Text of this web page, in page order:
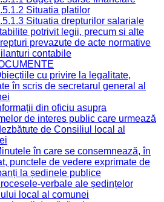
Situatia platilor
Situatia drepturilor salariale
potrivit legii, precum si alte
prevazute de acte normative
contabile
cu privire la legalitate,
în scris de secretarul general al
din oficiu asupra
de interes public care urmează
de Consiliul local al
în care se consemnează, în
punctele de vedere exprimate de
la ședinele publice
verbale ale ședințelor
local al comunei